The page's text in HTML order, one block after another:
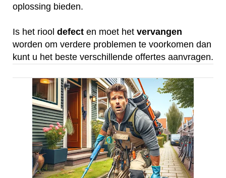
oplossing bieden.
Is het riool defect en moet het vervangen
worden om verdere problemen te voorkomen dan
kunt u het beste verschillende offertes aanvragen.